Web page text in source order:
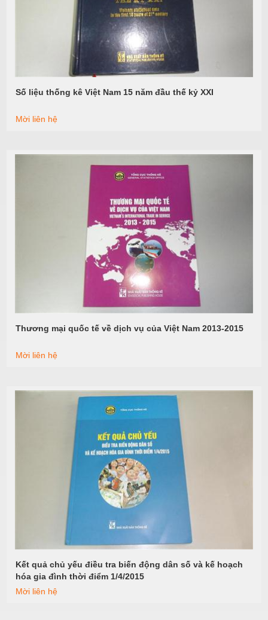
Xem tiếp
Số liệu thống kê Việt Nam 15 năm đầu thế kỷ XXI
Mời liên hệ
Xem tiếp
Thương mại quốc tế về dịch vụ của Việt Nam 2013-2015
Mời liên hệ
Xem tiếp
Kết quả chủ yếu điều tra biến động dân số và kế hoạch
hóa gia đình thời điểm 1/4/2015
Mời liên hệ